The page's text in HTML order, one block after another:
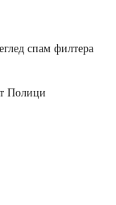
спам филтера
Полици